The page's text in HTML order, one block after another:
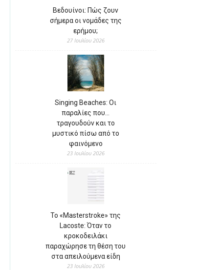
Βεδουίνοι: Πώς ζουν
σήμερα οι νομάδες της
ερήμου;
27 Ιουλίου 2026
Singing Beaches: Οι
παραλίες που…
τραγουδούν και το
μυστικό πίσω από το
φαινόμενο
23 Ιουλίου 2026
Το «Masterstroke» της
Lacoste: Όταν το
κροκοδειλάκι
παραχώρησε τη θέση του
στα απειλούμενα είδη
23 Ιουλίου 2026